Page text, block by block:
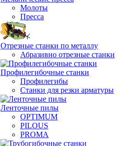
Молоты
Пресса
Отрезные станки по металлу
Абразивно отрезные станки
Профилегибочные станки
Профилегибы
Станки для резки арматуры
Ленточные пилы
OPTIMUM
PILOUS
PROMA